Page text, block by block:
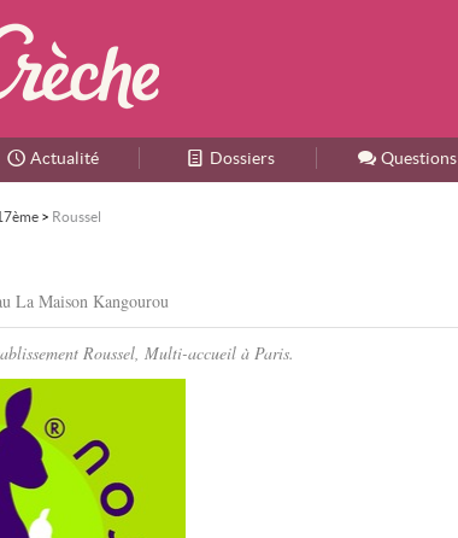
Accueil
Actualité Dossiers Questions
> Roussel
La Maison Kangourou
Roussel, Multi-accueil à Paris.